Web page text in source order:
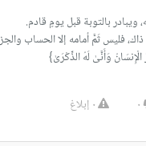
وَأَنَّىٰ لَهُ الذِّكْرَىٰ}
٠ ٠ إبلاغ